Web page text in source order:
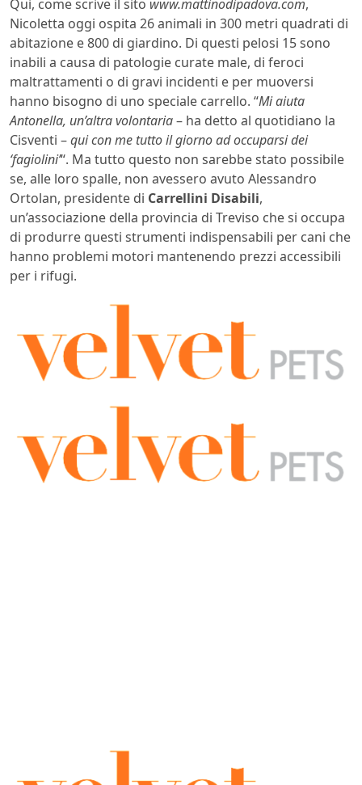
Qui, come scrive il sito www.mattinodipadova.com,
Nicoletta oggi ospita 26 animali in 300 metri quadrati di
abitazione e 800 di giardino. Di questi pelosi 15 sono
inabili a causa di patologie curate male, di feroci
maltrattamenti o di gravi incidenti e per muoversi
hanno bisogno di uno speciale carrello. “Mi aiuta
Antonella, un’altra volontaria– ha detto al quotidiano la
Cisventi –qui con me tutto il giorno ad occuparsi dei
‘fagiolini’“. Ma tutto questo non sarebbe stato possibile
se, alle loro spalle, non avessero avuto Alessandro
Ortolan, presidente di Carrellini Disabili,
un’associazione della provincia di Treviso che si occupa
di produrre questi strumenti indispensabili per cani che
hanno problemi motori mantenendo prezzi accessibili
per i rifugi.